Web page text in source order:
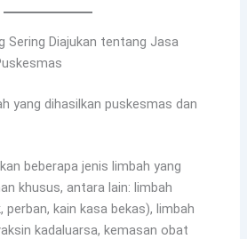
Sering Diajukan tentang Jasa
yang dihasilkan puskesmas dan
beberapa jenis limbah yang
khusus, antara lain: limbah
kain kasa bekas), limbah
kadaluarsa, kemasan obat